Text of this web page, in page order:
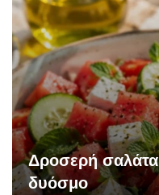
Δροσερή σαλάτα
δυόσμο